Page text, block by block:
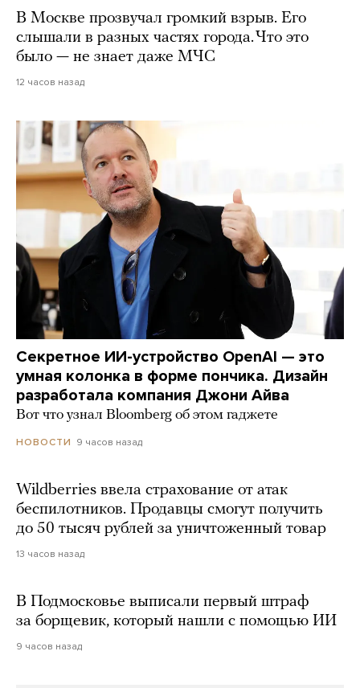
В Москве прозвучал громкий взрыв. Его
слышали в разных частях города. Что это
было — не знает даже МЧС
12 часов назад
Секретное ИИ-устройство OpenAI — это
умная колонка в форме пончика. Дизайн
разработала компания Джони Айва
Вот что узнал Bloomberg об этом гаджете
НОВОСТИ 9 часов назад
Wildberries ввела страхование от атак
беспилотников. Продавцы смогут получить
до 50 тысяч рублей за уничтоженный товар
13 часов назад
В Подмосковье выписали первый штраф
за борщевик, который нашли с помощью ИИ
9 часов назад